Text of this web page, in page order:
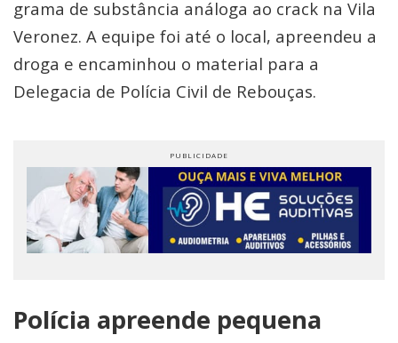
grama de substância análoga ao crack na Vila
Veronez. A equipe foi até o local, apreendeu a
droga e encaminhou o material para a
Delegacia de Polícia Civil de Rebouças.
Polícia apreende pequena